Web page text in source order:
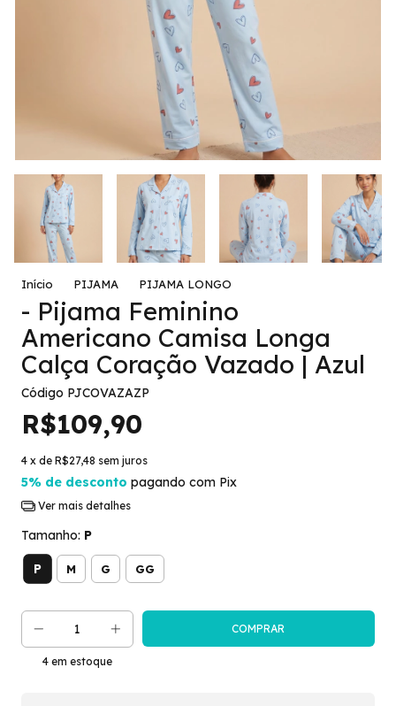
Início PIJAMA PIJAMA LONGO
- Pijama Feminino
Americano Camisa Longa
Calça Coração Vazado | Azul
Código PJCOVAZAZP
R$109,90
4 x de R$27,48 sem juros
5% de desconto pagando com Pix
Ver mais detalhes
Tamanho: P
P M G GG
4em estoque